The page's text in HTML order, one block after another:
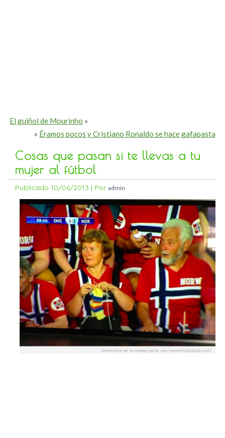
El guiñol de Mourinho »
« Éramos pocos y Cristiano Ronaldo se hace gafapasta
Cosas que pasan si te llevas a tu
mujer al fútbol
Publicado 10/06/2013 | Por admin